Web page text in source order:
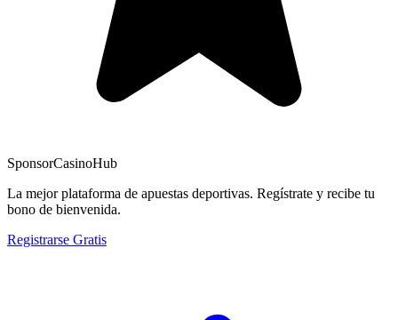
SponsorCasinoHub
La mejor plataforma de apuestas deportivas. Regístrate y recibe tu
bono de bienvenida.
Registrarse Gratis